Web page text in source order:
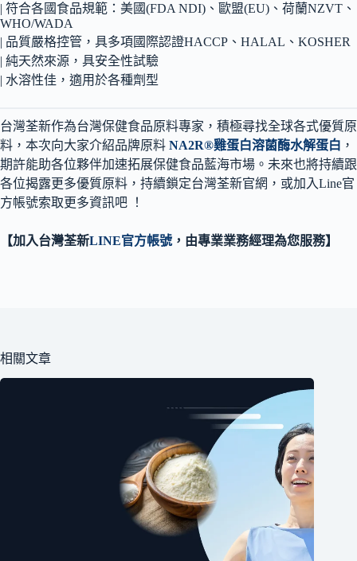
| 符合各國食品規範：美國(FDA NDI)、歐盟(EU)、荷蘭NZVT、
WHO/WADA
| 品質嚴格控管，具多項國際認證HACCP、HALAL、KOSHER
| 純天然來源，具安全性試驗
| 水溶性佳，適用於各種劑型
台灣荃新作為台灣保健食品原料專家，積極尋找全球各式優質原
料，本次向大家介紹品牌原料 NA2R®雞蛋白溶菌酶水解蛋白 ，
期許能助各位夥伴加速拓展保健食品藍海市場。未來也將持續跟
各位揭露更多優質原料，持續鎖定台灣荃新官網，或加入Line官
方帳號索取更多資訊吧 ！
【加入台灣荃新LINE官方帳號，由專業業務經理為您服務】
相關文章